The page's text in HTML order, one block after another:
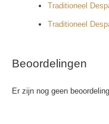
Traditioneel
Traditioneel
Beoordelingen
Er zijn nog geen